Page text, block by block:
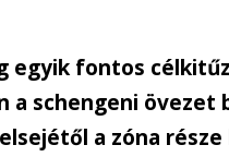
egyik fontos
schengeni övezet
a zóna